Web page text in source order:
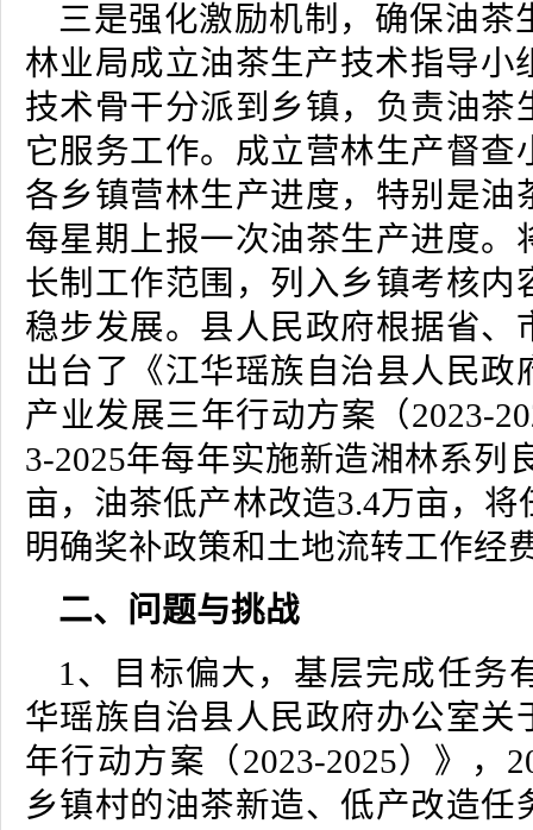
三是强化激励机制，确保油茶
林业局成立油茶生产技术指导小
技术骨干分派到乡镇，负责油茶
它服务工作。成立营林生产督查
各乡镇营林生产进度，特别是油
每星期上报一次油茶生产进度。
长制工作范围，列入乡镇考核内
稳步发展。县人民政府根据省、
出台了《江华瑶族自治县人民政
产业发展三年行动方案（2023-
3-2025年每年实施新造湘林系列
亩，油茶低产林改造3.4万亩，
明确奖补政策和土地流转工作经
二、问题与挑战
1、目标偏大，基层完成任务
华瑶族自治县人民政府办公室关
年行动方案（2023-2025）》，
乡镇村的油茶新造、低产改造任